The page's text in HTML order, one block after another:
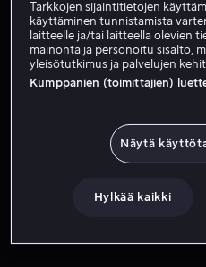
Unknown
Tarkkojen sijaintitietojen
käyttäminen tunnistamista
laitteelle ja/tai laitteella olevien
mainonta ja personoitu sisältö,
yleisötutkimus ja palvelujen
Kumppanien (toimittajien)
Näytä
Hylkää kaikki